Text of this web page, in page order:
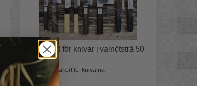
Magnetlist för knivar i valnötsträ 50
Snyggt och säkert för knivarna